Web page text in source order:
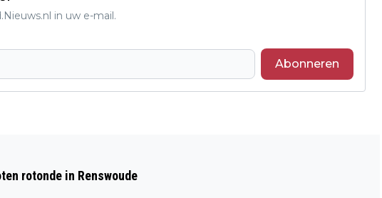
in uw e-mail.
Abonneren
VERDUURZAMEN VEEHOUDERIJ
rotonde in Renswoude